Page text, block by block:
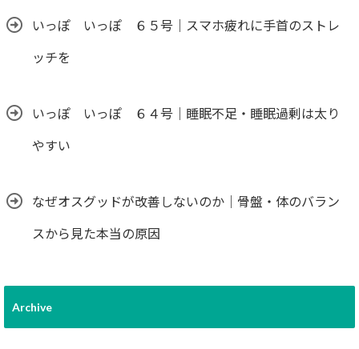
いっぽ いっぽ ６５号｜スマホ疲れに手首のストレ
ッチを
いっぽ いっぽ ６４号｜睡眠不足・睡眠過剰は太り
やすい
なぜオスグッドが改善しないのか｜骨盤・体のバラン
スから見た本当の原因
Archive